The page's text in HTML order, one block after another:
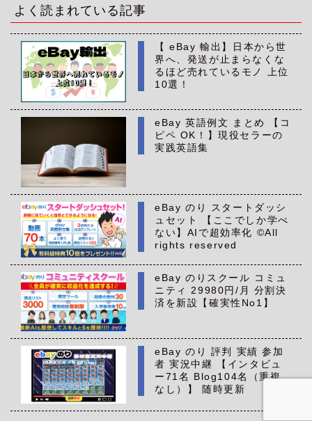
ブ
よく読まれている記事
【 eBay 輸出】日本から世
界へ、発送が止まらなくな
るほど売れているモノ 上位
10選！
eBay 英語例文 まとめ 【コ
ピペ OK！】現役セラーの
実践英語集
eBay のり スタートダッシ
ュセット 【ここでしか学べ
ない】AIで超効率化 ©All
rights reserved
eBay のりスクール コミュ
ニティ 29980円/月 分割決
済を新設【確実性No1】
eBay のり 評判 実績 参加
者 実況中継 【インタビュ
ー71名 Blog104名（重複
なし）】 随時更新